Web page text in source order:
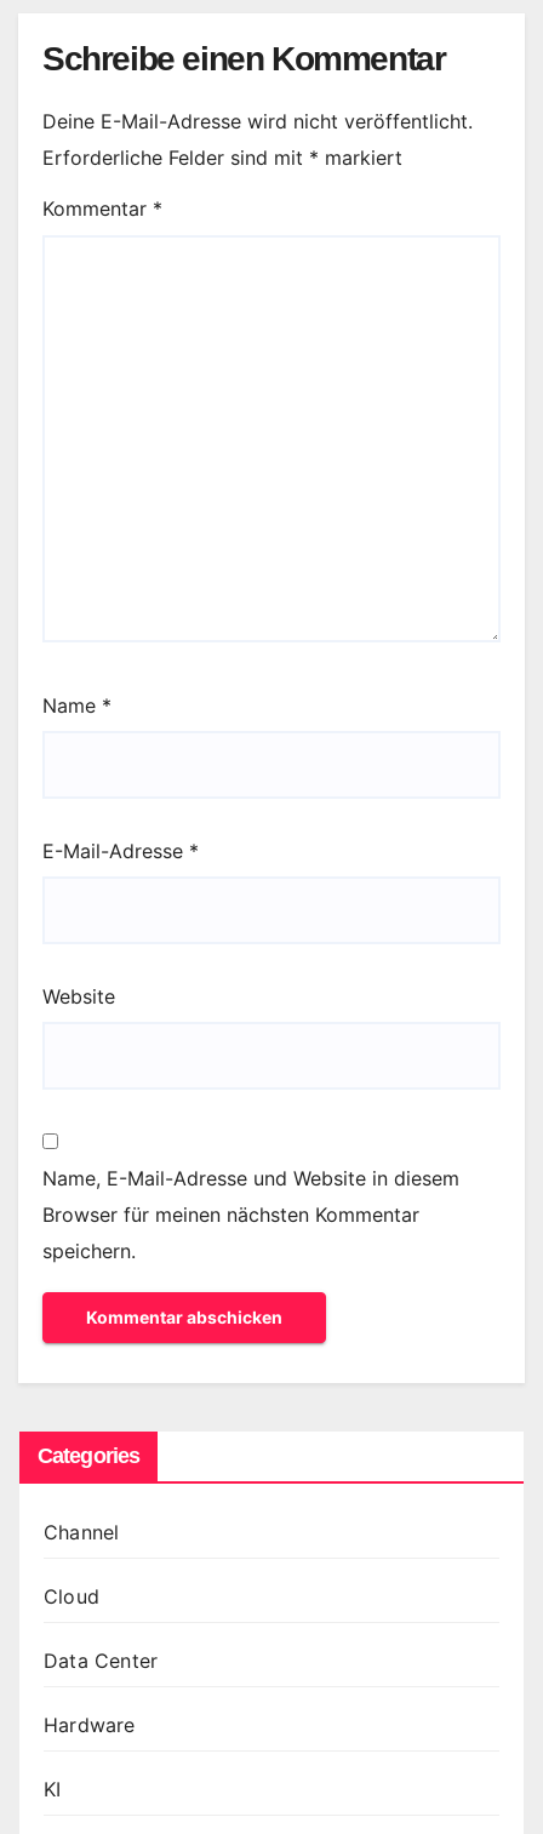
Schreibe einen Kommentar
Deine E-Mail-Adresse wird nicht veröffentlicht.
Erforderliche Felder sind mit * markiert
Kommentar *
Name *
E-Mail-Adresse *
Website
Name, E-Mail-Adresse und Website in diesem
Browser für meinen nächsten Kommentar
speichern.
Categories
Channel
Cloud
Data Center
Hardware
KI